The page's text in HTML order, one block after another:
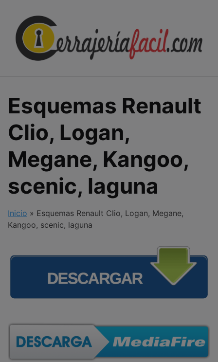
content
Esquemas Renault
Clio, Logan,
Megane, Kangoo,
scenic, laguna
Inicio » Esquemas Renault Clio, Logan, Megane,
Kangoo, scenic, laguna